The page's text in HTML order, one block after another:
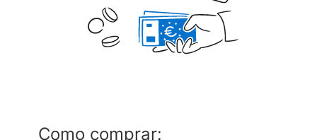
Como comprar: